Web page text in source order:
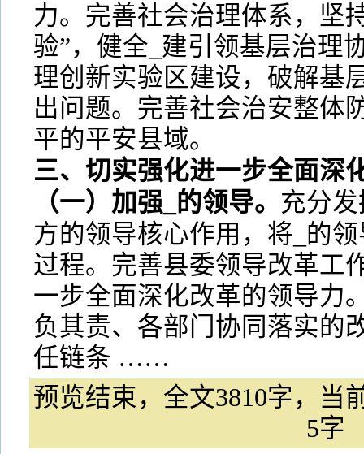
力。完善社会治理体系，坚
验”，健全_建引领基层治理
理创新实验区建设，破解基
出问题。完善社会治安整体
平的平安县域。
三、切实强化进一步全面深
（一）加强_的领导。 充分
方的领导核心作用，将_的
过程。完善县委领导改革工
一步全面深化改革的领导力
负其责、各部门协同落实的
任链条 ……
预览结束，全文3810字，当
5字